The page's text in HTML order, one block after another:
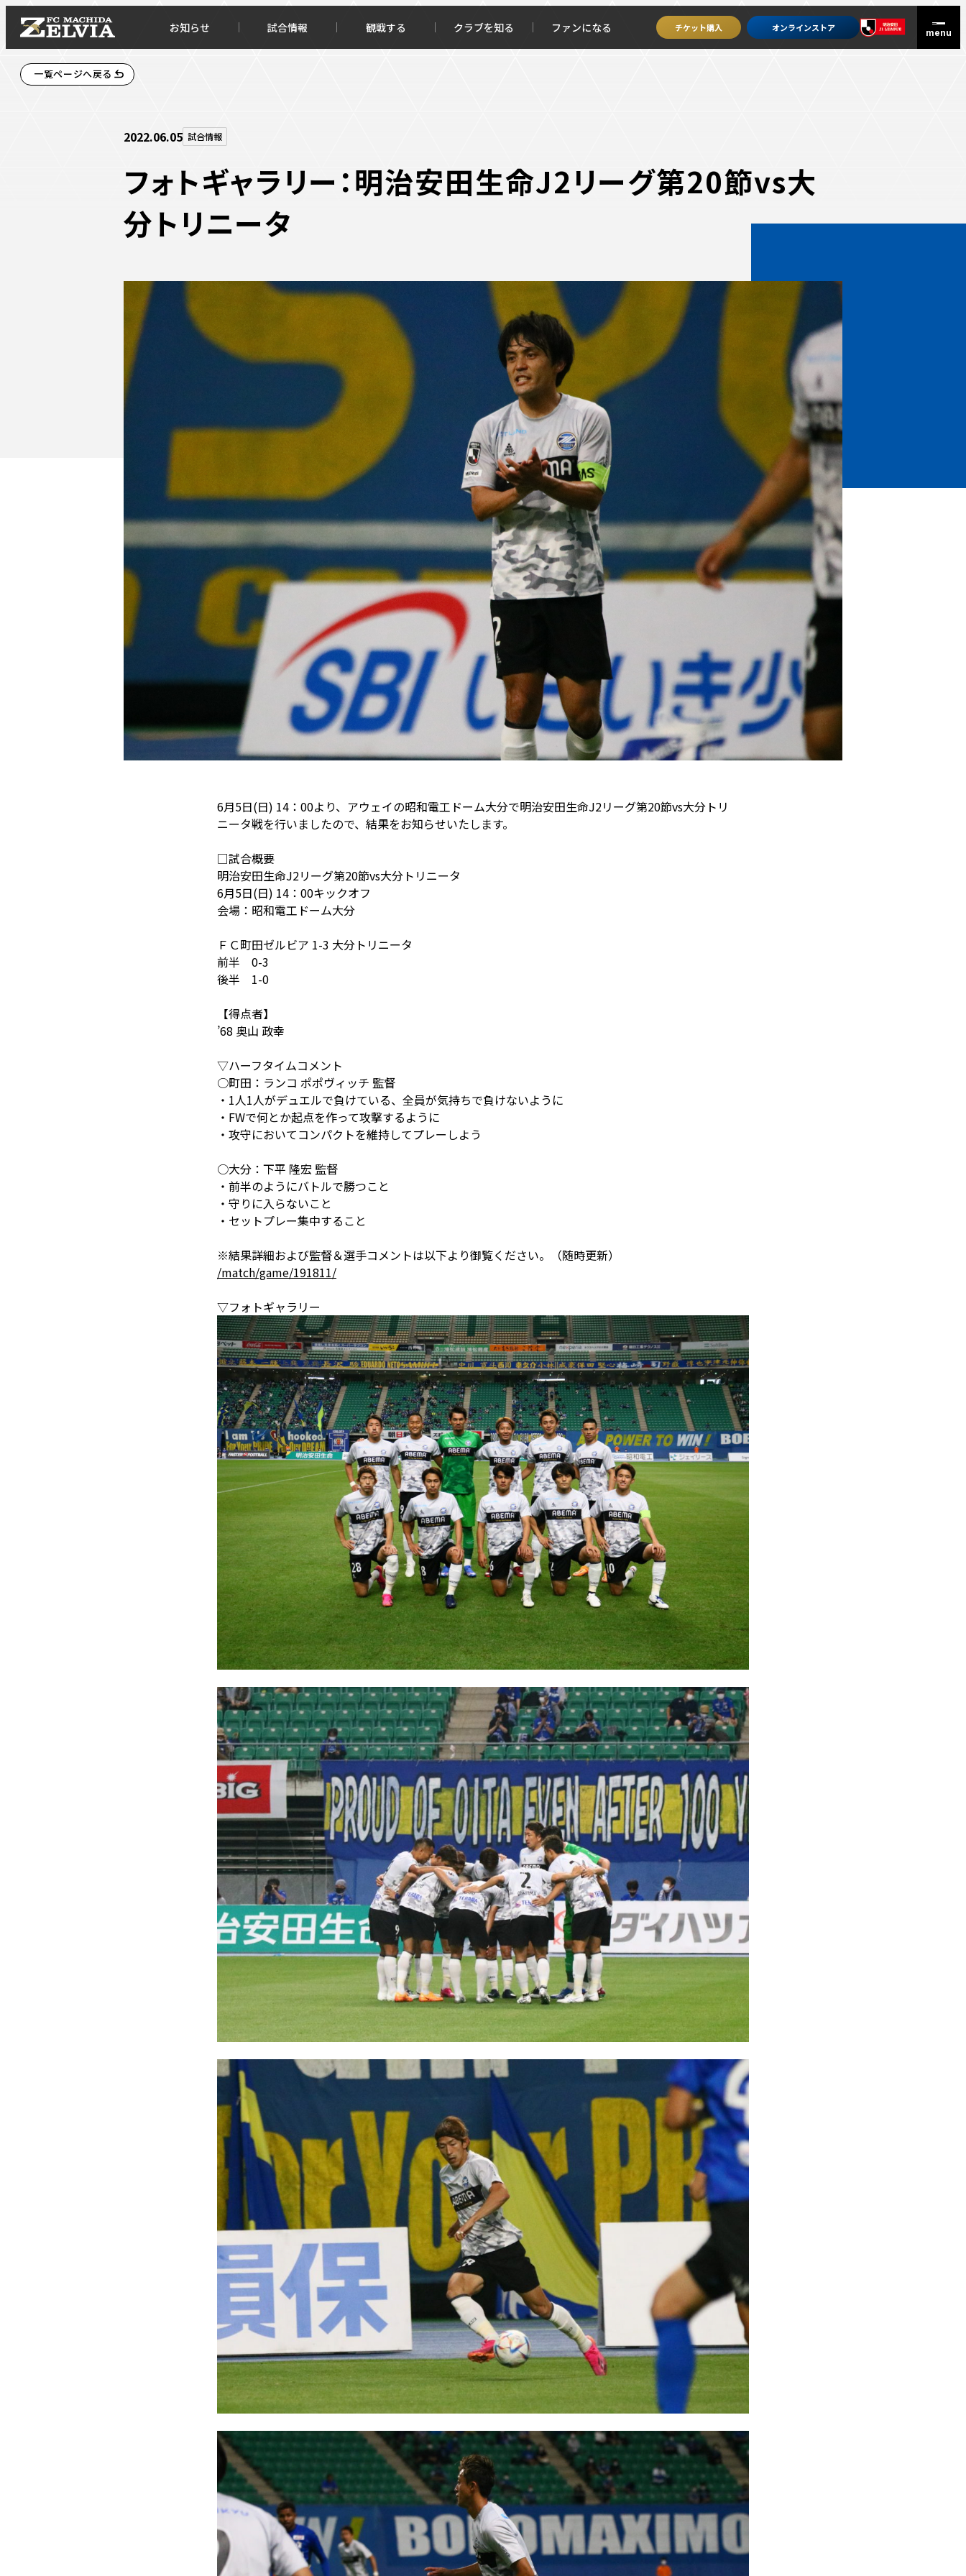
お知らせ 試合情報 観戦する クラブを知る ファンになる チケット購入 オンラインストア
お知らせトップ
ファンクラブ
試合データ
試合日程・結果
順位表・ゴールランキング
観戦するトップ
チケット購入
チケット購入手順
チケット販売スケジュール
️スタジアムを知る
スタジアムアクセス
スタジアムマップ
観戦方法を知る
スタジアム観戦ガイド
観戦マナー＆ルール
ビジターサポーターの皆様へ
車イスでの観戦
試合運営管理規程
ＦＣ町田ゼルビアについて
選手・スタッフ紹介
ファンになるトップ
ファンクラブ
クラブゼルビスタへの入会
シーズンシート
ＦＣ町田ゼルビアをサポート
トレーニングの見学・ファンサービ
ス
ボランティア
ＦＣ町田ゼルビアカレンダー
三輪緑山ベースを利用
三輪緑山ベースご利用案内
オンラインストア
ホームタウントップ
ゼルビアアシスト募集
ゼルビアアシスト協賛企業一覧
ゼルナビ
ゼル塾
ＦＣ町田ゼルビアスポーツクラブ
ＦＣ町田ゼルビアアカデミー
ゼルビアフットサルパーク
パートナートップ
パートナー企業一覧
肖像権・ロゴについてプライバシーポリシーLINEミニアプリプライバシーポリシー
一覧ページへ戻る
2022.06.05 試合情報
フォトギャラリー：明治安田生命J2リーグ第20節vs大
分トリニータ
6月5日(日) 14：00より、アウェイの昭和電工ドーム大分で明治安田生命J2リーグ第20節vs大分トリ
ニータ戦を行いましたので、結果をお知らせいたします。
□試合概要
明治安田生命J2リーグ第20節vs大分トリニータ
6月5日(日) 14：00キックオフ
会場：昭和電工ドーム大分
ＦＣ町田ゼルビア 1-3 大分トリニータ
前半 0-3
後半 1-0
【得点者】
’68 奥山 政幸
▽ハーフタイムコメント
○町田：ランコ ポポヴィッチ 監督
・1人1人がデュエルで負けている、全員が気持ちで負けないように
・FWで何とか起点を作って攻撃するように
・攻守においてコンパクトを維持してプレーしよう
○大分：下平 隆宏 監督
・前半のようにバトルで勝つこと
・守りに入らないこと
・セットプレー集中すること
※結果詳細および監督＆選手コメントは以下より御覧ください。（随時更新）
/match/game/191811/
▽フォトギャラリー